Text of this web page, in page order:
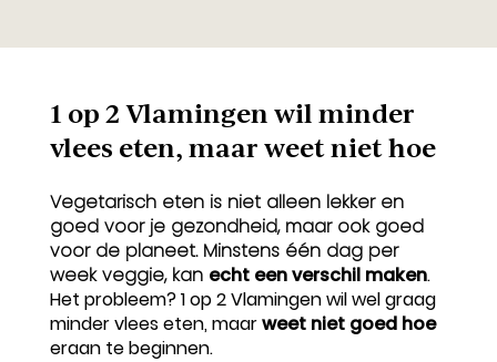
1 op 2 Vlamingen wil minder
vlees eten, maar weet niet hoe
Vegetarisch eten is niet alleen lekker en
goed voor je gezondheid, maar ook goed
voor de planeet. Minstens één dag per
week veggie, kan echt een verschil maken.
Het probleem? 1 op 2 Vlamingen wil wel graag
minder vlees eten, maarweet niet goed hoe
eraan te beginnen.